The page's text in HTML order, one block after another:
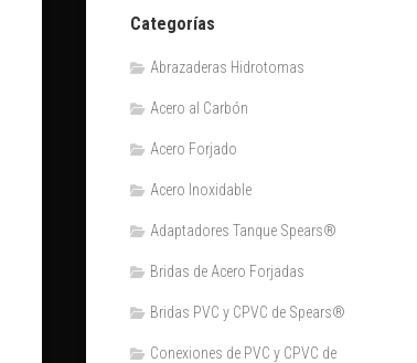
Categorías
Abrazaderas Hidrotomas
Acero al Carbón
Acero Forjado
Acero Inoxidable
Adaptadores Tanque Spears®
Bridas de Acero Forjadas
Bridas PVC y CPVC de Spears®
Conexiones de PVC y CPVC de